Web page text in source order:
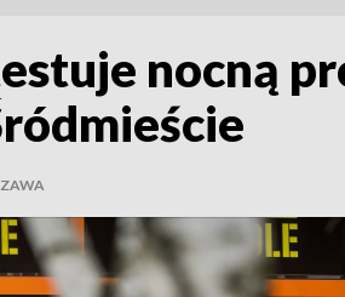
nocną